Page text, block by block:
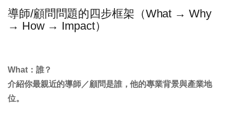
導師/顧問問題的四步框架（What → Why
→ How → Impact）
What：誰？
介紹你最親近的導師／顧問是誰，他的專業背景與產業地
位。